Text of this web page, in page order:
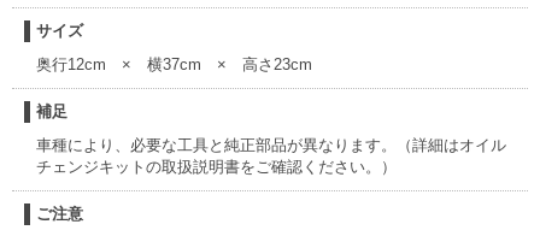
サイズ
奥行12cm × 横37cm × 高さ23cm
補足
車種により、必要な工具と純正部品が異なります。（詳細はオイル
チェンジキットの取扱説明書をご確認ください。）
ご注意